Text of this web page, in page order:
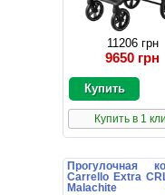
11206 грн
9650 грн
Купить в 1
Прогулочная
Carrello Extra
Malachite